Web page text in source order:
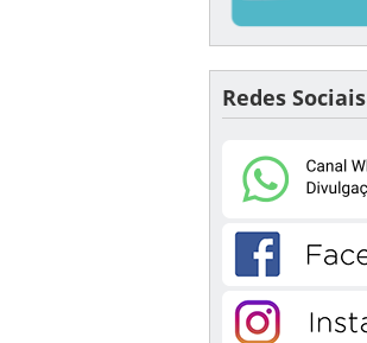
Redes Sociais